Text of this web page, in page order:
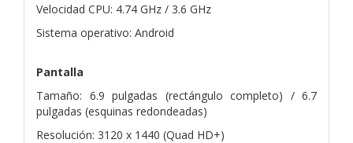
Velocidad CPU: 4.74 GHz / 3.6 GHz
Sistema operativo: Android
Pantalla
Tamaño: 6.9 pulgadas (rectángulo completo) / 6.7
pulgadas (esquinas redondeadas)
Resolución: 3120 x 1440 (Quad HD+)